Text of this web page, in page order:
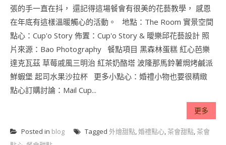
張的手一直在抖， 還記得這場餐會有很美的花藝教學， 感恩
在年底有這樣溫暖觸心的活動。 地點：The Room 實景空間
點心：Cup'o Story 佈置：Cup'o Story & 曖樂邱花藝設計 照
片來源：Bao Photography 餐點項目 黑森林蛋糕 紅心芭樂
達克瓦茲 草莓戚風三明治 紅茶奶酪塔 波隆那馬鈴薯焗烤鹹派
鮮蝦堡 起司水果沙拉杯 更多小點心：婚禮小物也要很精緻
點心訂購討論：Mail Cup...
更多
Posted in blog Tagged 外燴甜點,婚禮點心,茶會甜點,茶會